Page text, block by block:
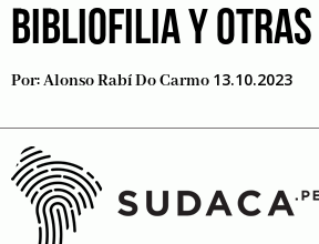
BIBLIOFILIA Y
Por:Alonso Rabí Do Carmo 13.10.2023